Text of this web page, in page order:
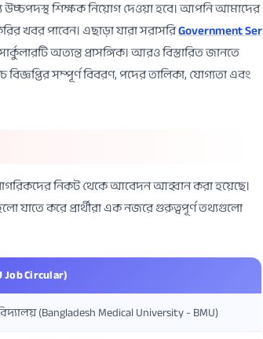
উচ্চপদস্থ শিক্ষক নিয়োগ দেওয়া হবে। আপনি আমাদের
খবর পাবেন। এছাড়া যারা সরাসরিGovernment Ser
অত্যন্ত প্রাসঙ্গিক। আরও বিস্তারিত জানতে
বিজ্ঞপ্তির সম্পূর্ণ বিবরণ, পদের তালিকা, যোগ্যতা এবং
নাগরিকদের নিকট থেকে আবেদন আহ্বান করা হয়েছে।
যাতে করে প্রার্থীরা এক নজরে গুরুত্বপূর্ণ তথ্যগুলো
Job Circular)
(Bangladesh Medical University - BMU)